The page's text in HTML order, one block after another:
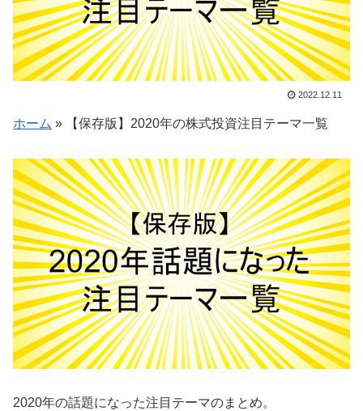
2022.12.11
ホーム » 【保存版】2020年の株式投資注目テーマ一覧
2020年の話題になった注目テーマのまとめ。